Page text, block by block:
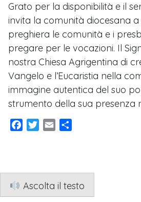
Grato per la disponibilità e il
invita la comunità diocesana
preghiera le comunità e i
pregare per le vocazioni. Il
nostra Chiesa Agrigentina di
Vangelo e l’Eucaristia nella
immagine autentica del suo
strumento della sua presenza
Facebook
TwitterEmail
Ascolta il testo